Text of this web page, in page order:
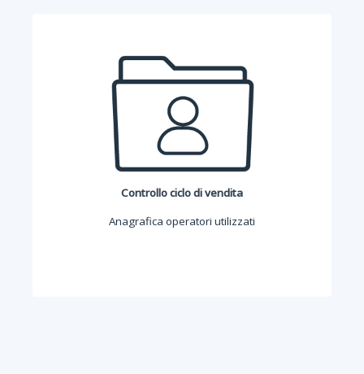
Controllo ciclo di vendita
Anagrafica operatori utilizzati